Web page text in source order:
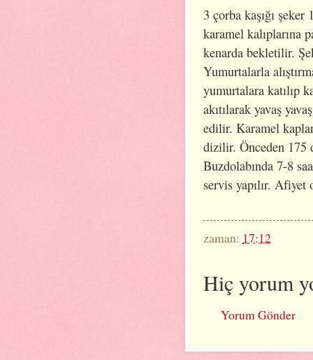
3 çorba kaşığı
karamel kalıplarına
kenarda bekletilir.
Yumurtalarla
yumurtalara katılıp
akıtılarak yavaş
edilir. Karamel
dizilir. Önceden 175
Buzdolabında 7-8
servis yapılır. Afiyet
zaman: 17:12
Hiç yorum
Yorum Gönder